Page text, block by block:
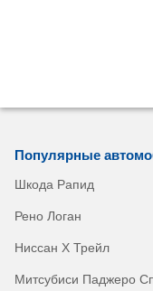
Популярные
Шкода Рапид
Рено Логан
Ниссан Х Трейл
Митсубиси Паджеро